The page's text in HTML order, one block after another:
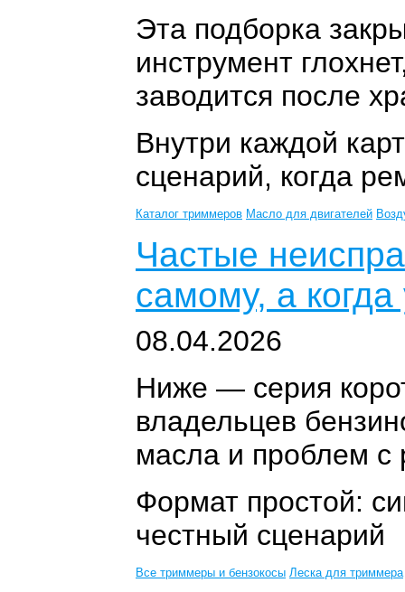
Эта подборка
инструмент
заводится после
Внутри каждой
сценарий, когда
Каталог триммеров Масло для двигателей
Частые
самому, а
08.04.2026
Ниже — серия
владельцев
масла и проблем с
Формат простой:
честный сценарий
Все триммеры и бензокосы Леска для триммера